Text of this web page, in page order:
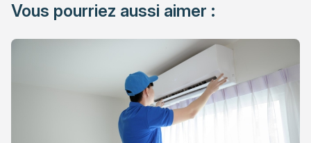
Vous pourriez aussi aimer :